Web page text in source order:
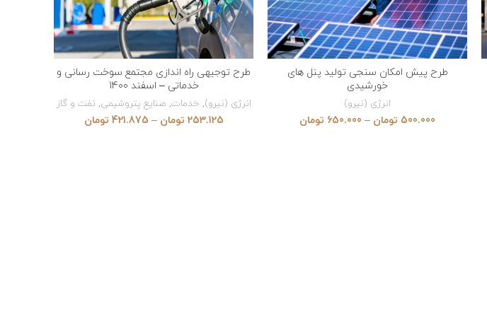
VIEW PRODUCTS
طرح پیش امکان سنجی تولید پنل های
خورشیدی
انرژی (نیرو)
500.000 تومان –
650.000 تومان
VIEW PRODUCTS
طرح توجیهی راه اندازی مجتمع سوخت رسانی و
خدماتی – اسفند 1400
انرژی (نیرو), خدمات, صنایع پتروشیمی, نفت و گاز
253.125 تومان –
421.875 تومان